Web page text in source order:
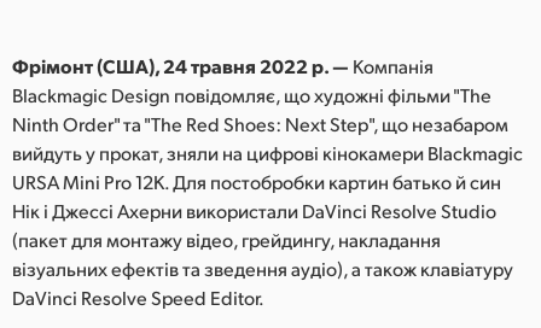
Italy
Japan
Korea
Malaysia
Фрімонт (США), 24 травня 2022 р. — Компанія
Blackmagic Design повідомляє, що художні фільми "The
Ninth Order" та "The Red Shoes: Next Step", що незабаром
вийдуть у прокат, зняли на цифрові кінокамери Blackmagic
URSA Mini Pro 12K. Для постобробки картин батько й син
Нік і Джессі Ахерни використали DaVinci Resolve Studio
(пакет для монтажу відео, грейдингу, накладання
візуальних ефектів та зведення аудіо), а також клавіатуру
DaVinci Resolve Speed Editor.